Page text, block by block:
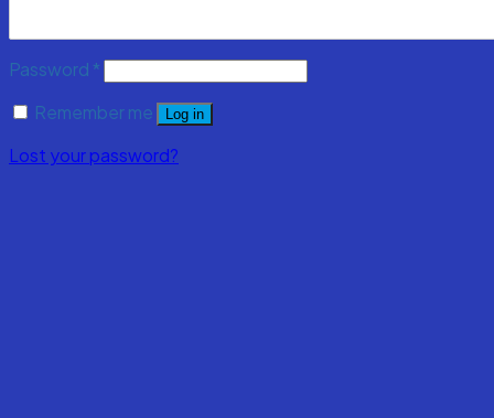
Password *
Remember me
Log in
Lost your password?